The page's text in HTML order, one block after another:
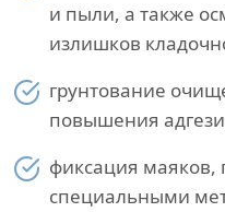
и пыли, а также
излишков
грунтование
повышения
фиксация маяков,
специальными